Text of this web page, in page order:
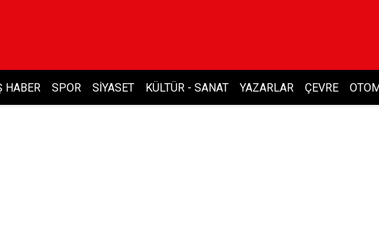
HABER SPOR SIYASET KÜLTÜR - SANAT YAZARLAR ÇEVRE